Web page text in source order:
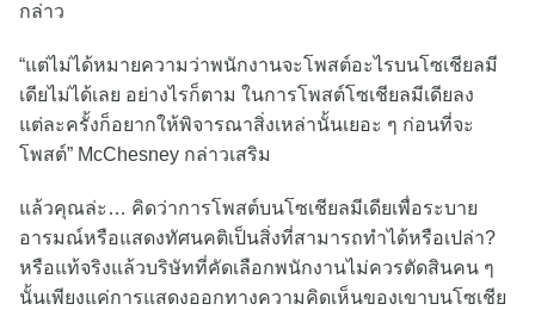
กล่าว
“แต่ไม่ได้หมายความว่าพนักงานจะโพสต์อะไรบนโซเชียลมี
เดียไม่ได้เลย อย่างไรก็ตาม ในการโพสต์โซเชียลมีเดียลง
แต่ละครั้งก็อยากให้พิจารณาสิ่งเหล่านั้นเยอะ ๆ ก่อนที่จะ
โพสต์” McChesney กล่าวเสริม
แล้วคุณล่ะ… คิดว่าการโพสต์บนโซเชียลมีเดียเพื่อระบาย
อารมณ์หรือแสดงทัศนคติเป็นสิ่งที่สามารถทำได้หรือเปล่า?
หรือแท้จริงแล้วบริษัทที่คัดเลือกพนักงานไม่ควรตัดสินคน ๆ
นั้นเพียงแค่การแสดงออกทางความคิดเห็นของเขาบนโซเชีย